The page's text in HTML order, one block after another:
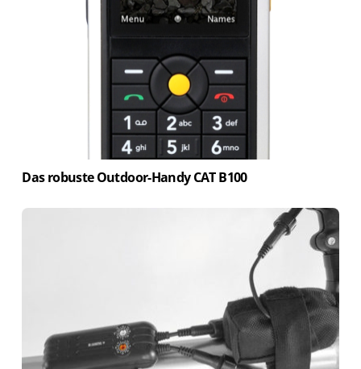
Das robuste Outdoor-Handy CAT B100